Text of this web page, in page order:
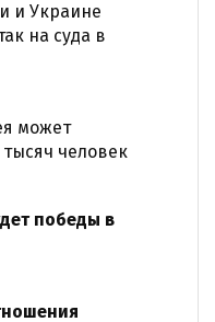
и Украине
на суда в
может
человек
победы в